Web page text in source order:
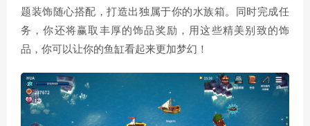
题装饰随心搭配，打造出独属于你的水族箱。同时完成任
务，你还将赢取丰厚的饰品奖励，用这些精美别致的饰
品，你可以让你的鱼缸看起来更加梦幻！